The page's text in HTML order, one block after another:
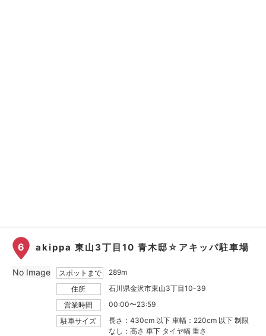
6 akippa 東山3丁目10 青木邸☆アキッパ駐車場
スポットまで
289m
住所
石川県金沢市東山3丁目10-39
営業時間
00:00〜23:59
駐車サイズ
長さ：430cm 以下 車幅：220cm 以下 制限
なし：高さ 車下 タイヤ幅 重さ
No Image